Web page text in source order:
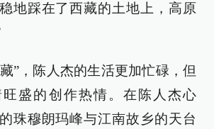
地踩在了西藏的土地上，高原
”，陈人杰的生活更加忙碌，但
盛的创作热情。在陈人杰心
珠穆朗玛峰与江南故乡的天台